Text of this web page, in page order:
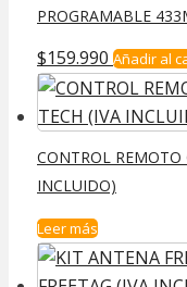
PROGRAMABLE
$159.990 Añadir al
CONTROL REMOTO
INCLUIDO)
Leer más